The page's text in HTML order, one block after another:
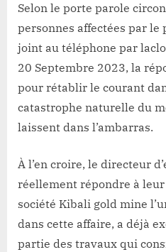
Selon le porte parole
personnes affectées par
joint au téléphone par
20 Septembre 2023, la
pour rétablir le courant
catastrophe naturelle du
laissent dans l’ambarras.
À l’en croire, le directeur
réellement répondre à
société Kibali gold mine
dans cette affaire, a déjà
partie des travaux qui